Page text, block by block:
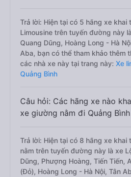
Trả lời: Hiện tại có 5 hãng xe khai
Limousine trên tuyến đường này
Quang Dũng, Hoàng Long - Hà
Aba, bạn có thể tham khảo thêm
các nhà xe này tại trang này: Xe
Quảng Bình
Câu hỏi: Các hãng xe nào
xe giường nằm đi Quảng
Trả lời: Hiện tại có 8 hãng xe
nằm trên tuyến đường này là xe
Dũng, Phượng Hoàng, Tiến Tiến,
(Đỏ), Hoàng Long - Hà Nội, Tân